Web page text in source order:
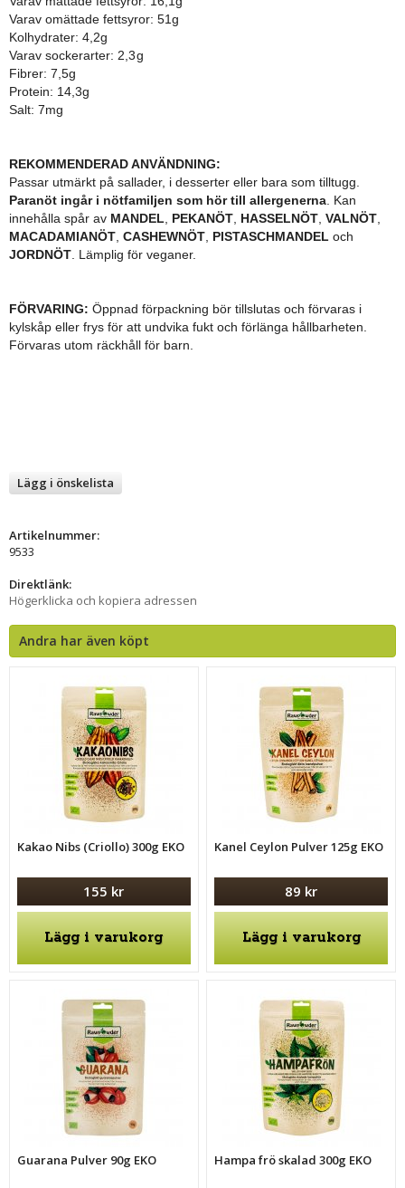
Varav omättade fettsyror: 51g
Kolhydrater: 4,2g
Varav sockerarter: 2,3g
Fibrer: 7,5g
Protein: 14,3g
Salt: 7mg
REKOMMENDERAD ANVÄNDNING:
Passar utmärkt på sallader, i desserter eller bara som tilltugg.
Paranöt ingår i nötfamiljen som hör till allergenerna . Kan
innehålla spår av MANDEL PEKANÖT HASSELNÖT VALNÖT
MACADAMIANÖT CASHEWNÖT PISTASCHMANDEL och
JORDNÖT . Lämplig för veganer.
FÖRVARING: Öppnad förpackning bör tillslutas och förvaras i
kylskåp eller frys för att undvika fukt och förlänga hållbarheten.
Förvaras utom räckhåll för barn.
Lägg i önskelista
Artikelnummer:
9533
Direktlänk:
Högerklicka och kopiera adressen
Andra har även köpt
Kakao Nibs (Criollo) 300g EKO
155 kr
Lägg i varukorg
Kanel Ceylon Pulver 125g EKO
89 kr
Lägg i varukorg
Guarana Pulver 90g EKO Hampa frö skalad 300g EKO